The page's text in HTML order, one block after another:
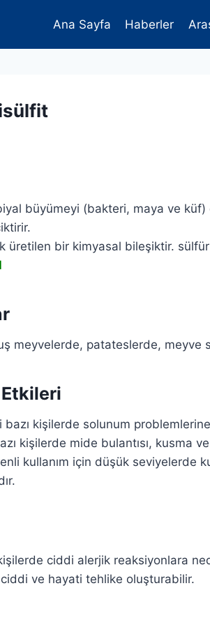
Ana Sayfa Haberler
büyümeyi (bakteri, maya ve küf)
üretilen bir kimyasal bileşiktir.
meyvelerde, patateslerde, meyve
kişilerde solunum
kişilerde mide bulantısı, kusma
kullanım için düşük seviyelerde
ciddi alerjik reaksiyonlara
ve hayati tehlike oluşturabilir.